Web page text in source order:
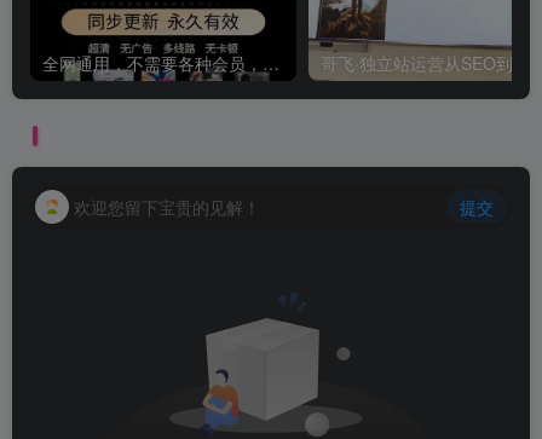
全网通用，不需要各种会员，再也不缺电影看！！
欢迎您留下宝贵的见解！ 提交